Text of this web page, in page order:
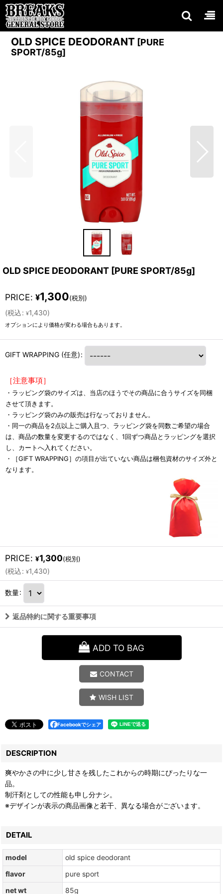
OLD SPICE DEODORANT [PURE
SPORT/85g]
OLD SPICE DEODORANT [PURE SPORT/85g]
PRICE: ¥1,300(税別)
(税込: ¥1,430)
オプションにより価格が変わる場合もあります。
GIFT WRAPPING (任意):
［注意事項］
・ラッピング袋のサイズは、当店のほうでその商品に合うサイズを同梱
させて頂きます。
・ラッピング袋のみの販売は行なっておりません。
・同一の商品を2点以上ご購入且つ、ラッピング袋を同数ご希望の場合
は、商品の数量を変更するのではなく、1回ずつ商品とラッピングを選択
し、カートへ入れてください。
・［GIFT WRAPPING］の項目が出ていない商品は梱包資材のサイズ外と
なります。
PRICE: ¥1,300(税別)
(税込: ¥1,430)
数量:
返品特約に関する重要事項
ADD TO BAG
CONTACT
WISH LIST
Facebookでシェア
DESCRIPTION
爽やかさの中に少し甘さを残したこれからの時期にぴったりな一
品。
制汗剤としての性能も申し分ナシ。
※デザインが表示の商品画像と若干、異なる場合がございます。
DETAIL
model
old spice deodorant
flavor
pure sport
net wt
85g